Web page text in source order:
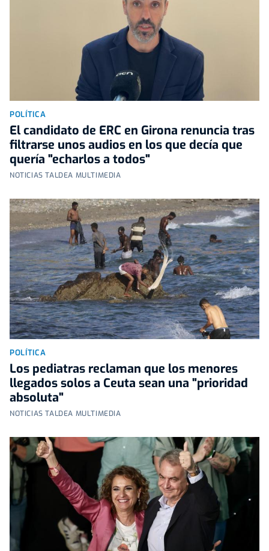
POLÍTICA
El candidato de ERC en Girona renuncia tras
filtrarse unos audios en los que decía que
quería "echarlos a todos"
NOTICIAS TALDEA MULTIMEDIA
POLÍTICA
Los pediatras reclaman que los menores
llegados solos a Ceuta sean una "prioridad
absoluta"
NOTICIAS TALDEA MULTIMEDIA